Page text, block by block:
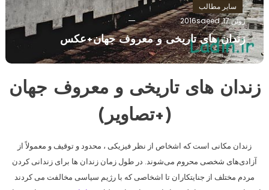
سایر مطالب
ژوئن 17, 2016
saeed
زندان های تاریخی و معروف جهان+عکس
زندان های تاریخی و معروف جهان
(+تصاویر)
زندان مکانی است که اشخاص از نظر فیزیکی ، محدود و توقیف و معمولاً از
آزادی‌های شخصی محروم می‌شوند. در طول زمان زندان ها برای زندانی کردن
مردم مختلف از جنایتکاران تا اشخاصی که با رژیم سیاسی مخالفت می کردند